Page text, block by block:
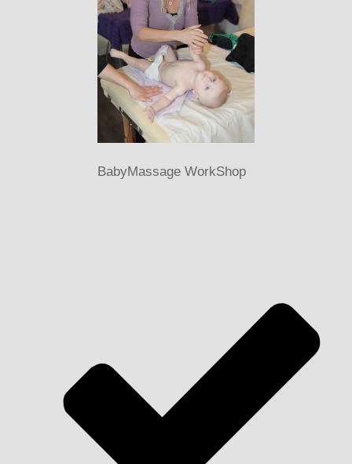
BabyMassage WorkShop